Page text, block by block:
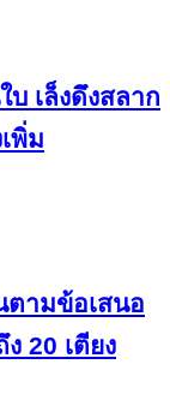
เล็งดึงสลาก
พิ่ม
ามข้อเสนอ
20 เตียง